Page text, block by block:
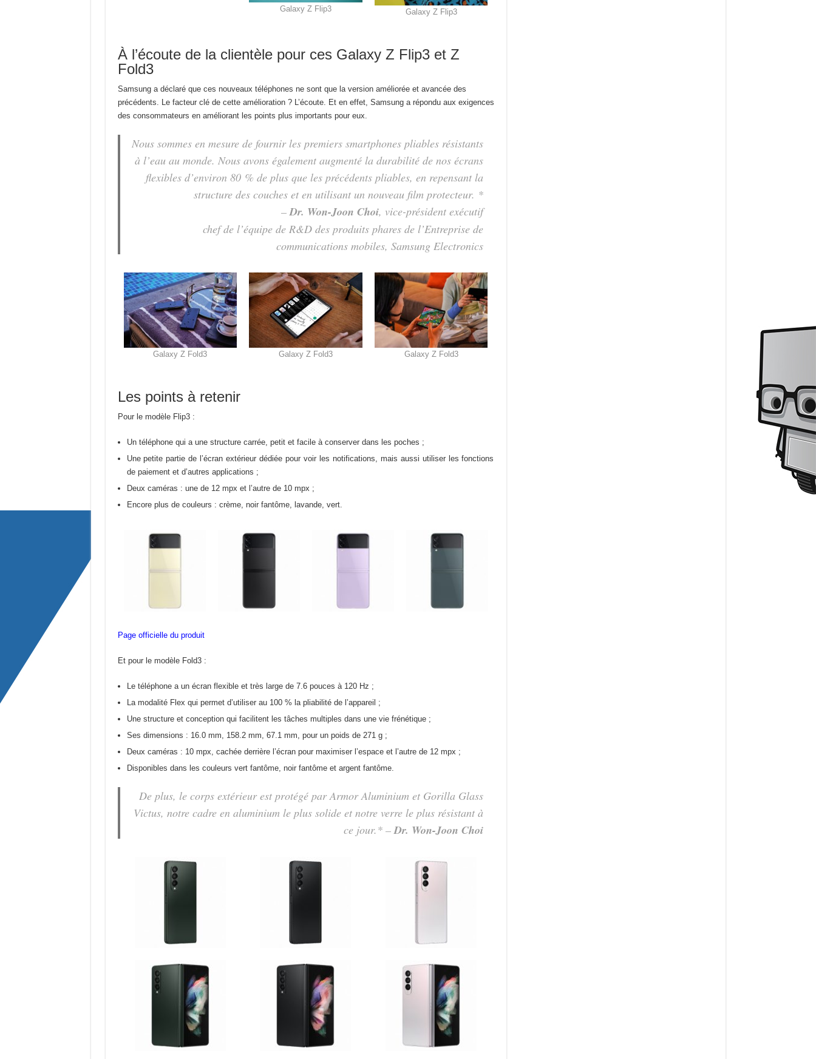
Galaxy Z Flip3 Galaxy Z Flip3
À l’écoute de la clientèle pour ces Galaxy Z Flip3 et Z
Fold3
Samsung a déclaré que ces nouveaux téléphones ne sont que la version améliorée et avancée des
précédents. Le facteur clé de cette amélioration ? L’écoute. Et en effet, Samsung a répondu aux exigences
des consommateurs en améliorant les points plus importants pour eux.
Nous sommes en mesure de fournir les premiers smartphones pliables résistants
à l’eau au monde. Nous avons également augmenté la durabilité de nos écrans
flexibles d’environ 80 % de plus que les précédents pliables, en repensant la
structure des couches et en utilisant un nouveau film protecteur. *
–Dr. Won-Joon Choi, vice-président exécutif
chef de l’équipe de R&D des produits phares de l’Entreprise de
communications mobiles, Samsung Electronics
Galaxy Z Fold3 Galaxy Z Fold3 Galaxy Z Fold3
Les points à retenir
Pour le modèle Flip3 :
Un téléphone qui a une structure carrée, petit et facile à conserver dans les poches ;
Une petite partie de l’écran extérieur dédiée pour voir les notifications, mais aussi utiliser les fonctions
de paiement et d’autres applications ;
Deux caméras : une de 12 mpx et l’autre de 10 mpx ;
Encore plus de couleurs : crème, noir fantôme, lavande, vert.
Page officielle du produit
Et pour le modèle Fold3 :
Le téléphone a un écran flexible et très large de 7.6 pouces à 120 Hz ;
La modalité Flex qui permet d’utiliser au 100 % la pliabilité de l’appareil ;
Une structure et conception qui facilitent les tâches multiples dans une vie frénétique ;
Ses dimensions : 16.0 mm, 158.2 mm, 67.1 mm, pour un poids de 271 g ;
Deux caméras : 10 mpx, cachée derrière l’écran pour maximiser l’espace et l’autre de 12 mpx ;
Disponibles dans les couleurs vert fantôme, noir fantôme et argent fantôme.
De plus, le corps extérieur est protégé par Armor Aluminium et Gorilla Glass
Victus, notre cadre en aluminium le plus solide et notre verre le plus résistant à
ce jour.* –Dr. Won-Joon Choi